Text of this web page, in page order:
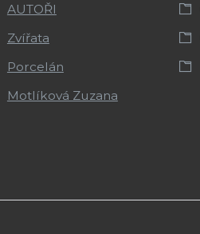
AUTOŘI
Zvířata
Porcelán
Motlíková Zuzana